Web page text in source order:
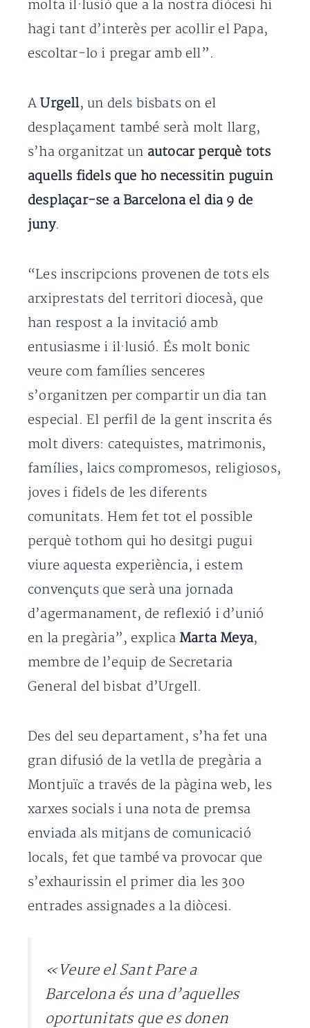
molta il·lusió que a la nostra diòcesi hi
hagi tant d’interès per acollir el Papa,
escoltar-lo i pregar amb ell”.
AUrgell, un dels bisbats on el
desplaçament també serà molt llarg,
s’ha organitzat un autocar perquè tots
aquells fidels que ho necessitin puguin
desplaçar-se a Barcelona el dia 9 de
juny.
“Les inscripcions provenen de tots els
arxiprestats del territori diocesà, que
han respost a la invitació amb
entusiasme i il·lusió. És molt bonic
veure com famílies senceres
s’organitzen per compartir un dia tan
especial. El perfil de la gent inscrita és
molt divers: catequistes, matrimonis,
famílies, laics compromesos, religiosos,
joves i fidels de les diferents
comunitats. Hem fet tot el possible
perquè tothom qui ho desitgi pugui
viure aquesta experiència, i estem
convençuts que serà una jornada
d’agermanament, de reflexió i d’unió
en la pregària”, explica Marta Meya,
membre de l’equip de Secretaria
General del bisbat d’Urgell.
Des del seu departament, s’ha fet una
gran difusió de la vetlla de pregària a
Montjuïc a través de la pàgina web, les
xarxes socials i una nota de premsa
enviada als mitjans de comunicació
locals, fet que també va provocar que
s’exhaurissin el primer dia les 300
entrades assignades a la diòcesi.
«Veure el Sant Pare a
Barcelona és una d’aquelles
oportunitats que es donen